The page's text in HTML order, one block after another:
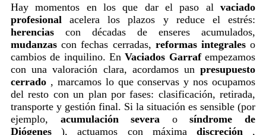
Hay momentos en los que dar el paso al vaciado
profesional acelera los plazos y reduce el estrés:
herencias con décadas de enseres acumulados,
mudanzas con fechas cerradas, reformas integraleso
cambios de inquilino. EnVaciados Garrafempezamos
con una valoración clara, acordamos un presupuesto
cerrado , marcamos lo que conservas y nos ocupamos
del resto con un plan por fases: clasificación, retirada,
transporte y gestión final. Si la situación es sensible (por
ejemplo, acumulación severa osíndrome de
Diógenes ), actuamos con máxima discreción ,